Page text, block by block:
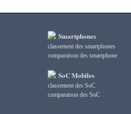
3DMark Wild Life Extreme Unlimited
3DMark Wild Life Unlimited
AndEBench Native
Smartphones
classement des smartphones
сomparaison des smartphone
SoC Mobiles
classement des SoC
сomparaison des SoC